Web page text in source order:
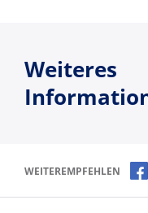
Weiteres
WEITEREMPFEHLEN